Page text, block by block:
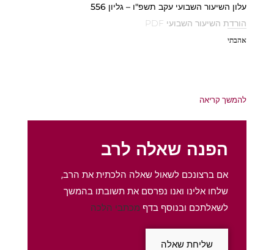
עלון השיעור השבועי עקב תשפ"ו – גליון 556
הורדת השיעור השבועי PDF
אהבתי
להמשך קריאה
הפנה שאלה לרב
אם ברצונכם לשאול שאלה הלכתית את הרב,
שלחו אלינו ואנו נפרסם את תשובתו בהמשך
לשאלתכם ובנוסף בדף מכתבי הלכה
שליחת שאלה